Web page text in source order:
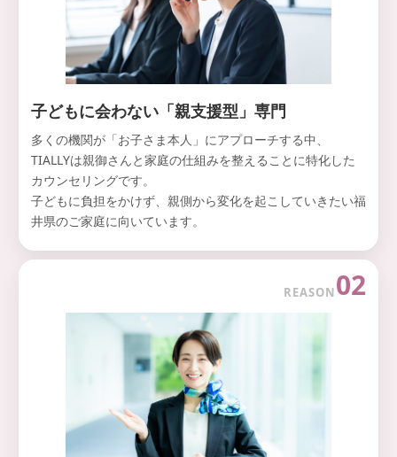
子どもに会わない「親支援型」専門
多くの機関が「お子さま本人」にアプローチする中、
TIALLYは親御さんと家庭の仕組みを整えることに特化した
カウンセリングです。
子どもに負担をかけず、親側から変化を起こしていきたい福
井県のご家庭に向いています。
REASON02